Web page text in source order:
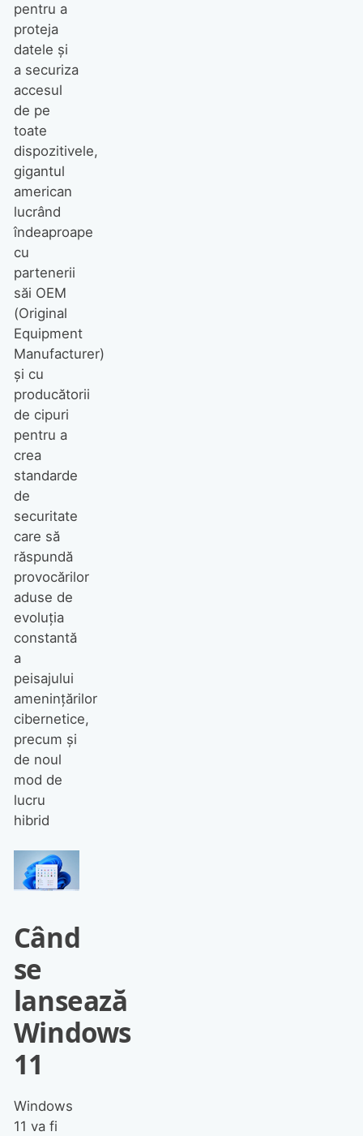
pentru a
proteja
datele și
a securiza
accesul
de pe
toate
dispozitivele,
gigantul
american
lucrând
îndeaproape
cu
partenerii
săi OEM
(Original
Equipment
Manufacturer)
și cu
producătorii
de cipuri
pentru a
crea
standarde
de
securitate
care să
răspundă
provocărilor
aduse de
evoluția
constantă
a
peisajului
amenințărilor
cibernetice,
precum și
de noul
mod de
lucru
hibrid
Când
se
lansează
Windows
11
Windows
11 va fi